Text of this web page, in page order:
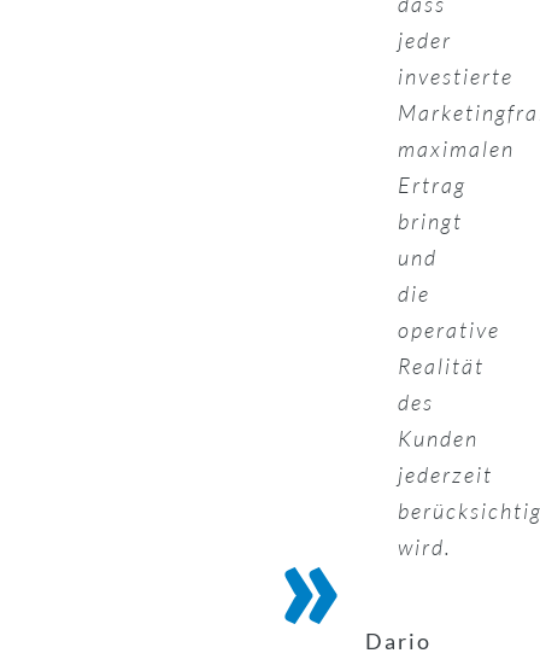
jeder
investierte
maximalen
Ertrag
bringt
und
die
operative
Realität
des
Kunden
jederzeit
wird.
Dario